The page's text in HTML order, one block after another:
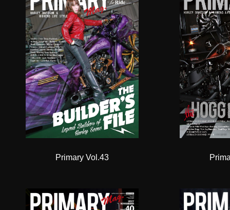
Primary Vol.43